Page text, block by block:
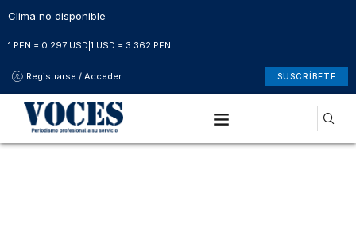
Clima no disponible
1 PEN = 0.297 USD 1 USD = 3.362 PEN
Registrarse / Acceder SUSCRÍBETE